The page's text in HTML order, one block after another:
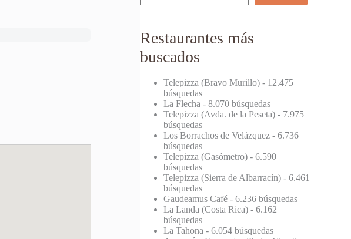
Restaurantes más
buscados
Telepizza (Bravo Murillo) - 12.475
búsquedas
La Flecha - 8.070 búsquedas
Telepizza (Avda. de la Peseta) - 7.975
búsquedas
Los Borrachos de Velázquez - 6.736
búsquedas
Telepizza (Gasómetro) - 6.590
búsquedas
Telepizza (Sierra de Albarracín) - 6.461
búsquedas
Gaudeamus Café - 6.236 búsquedas
La Landa (Costa Rica) - 6.162
búsquedas
La Tahona - 6.054 búsquedas